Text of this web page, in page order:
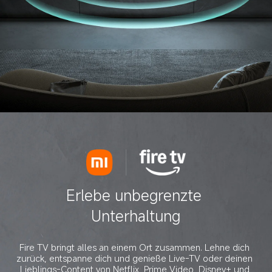
Erlebe unbegrenzte
Unterhaltung
Fire TV bringt alles an einem Ort zusammen. Lehne dich
zurück, entspanne dich und genieße Live-TV oder deinen
Lieblings-Content von Netflix, Prime Video, Disney+ und